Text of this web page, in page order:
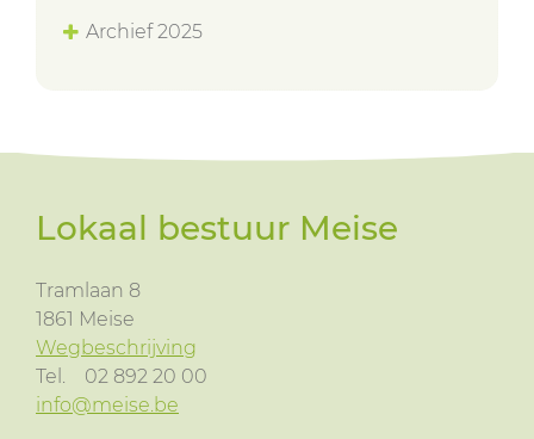
Archief 2025
Lokaal bestuur Meise
Tramlaan 8
1861 Meise
Wegbeschrijving
Tel.
02 892 20 00
info@meise.be